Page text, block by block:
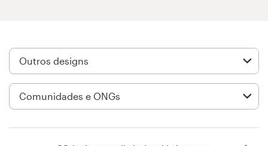
Cartão de visita
Design de site
Manual de identidade da marca